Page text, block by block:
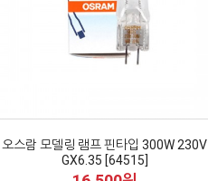
오스람 모델링 램프 핀타입 300W 230V
GX6.35 [64515]